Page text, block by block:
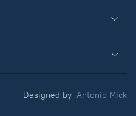
Designed by Antonio Mick